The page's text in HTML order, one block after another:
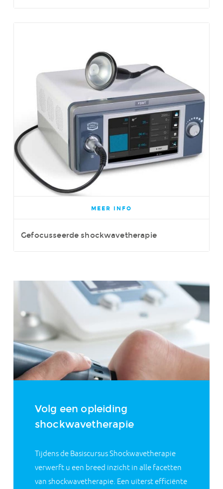
MEER INFO
Gefocusseerde shockwavetherapie
Volg een opleiding
shockwavetherapie
Tijdens de Basiscursus Shockwavetherapie
verwerft u een breed inzicht in alle facetten
van shockwavetherapie. Een uiterst efficiënte